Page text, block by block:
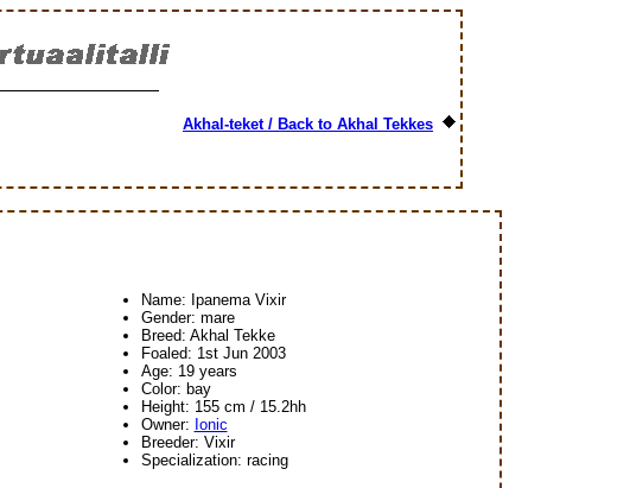
Akhal-teket / Back to Akhal Tekkes
Name: Ipanema Vixir
Gender: mare
Breed: Akhal Tekke
Foaled: 1st Jun 2003
Age: 19 years
Color: bay
Height: 155 cm / 15.2hh
Owner: Ionic
Breeder: Vixir
Specialization: racing